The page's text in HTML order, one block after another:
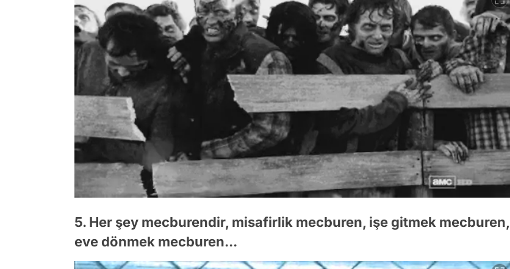
5. Her şey mecburendir, misafirlik mecburen, işe gitmek mecburen,
eve dönmek mecburen...